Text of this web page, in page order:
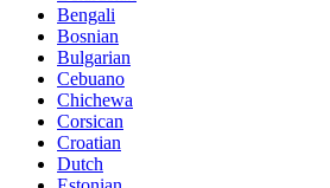
Bengali
Bosnian
Bulgarian
Cebuano
Chichewa
Corsican
Croatian
Dutch